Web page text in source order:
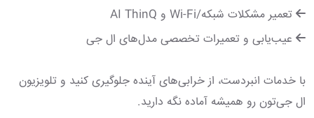
تعمیر مشکلات شبکه/Wi-Fi و AI ThinQ
عیب‌یابی و تعمیرات تخصصی مدل‌های ال جی
با خدمات انبردست، از خرابی‌های آینده جلوگیری کنید و تلویزیون
ال جی‌تون رو همیشه آماده نگه دارید.